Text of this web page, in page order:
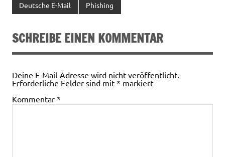
Deutsche E-Mail Phishing
SCHREIBE EINEN KOMMENTAR
Deine E-Mail-Adresse wird nicht veröffentlicht.
Erforderliche Felder sind mit * markiert
Kommentar *